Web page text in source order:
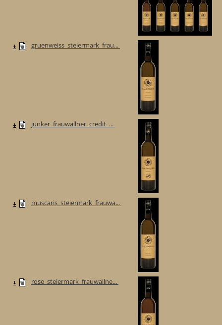
gruenweiss_steiermark_frau...
junker_frauwallner_credit_...
muscaris_steiermark_frauwa...
rose_steiermark_frauwallne...